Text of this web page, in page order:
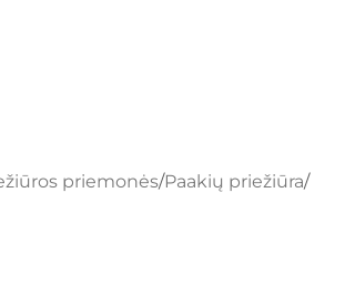
priemonės Paakių priežiūra